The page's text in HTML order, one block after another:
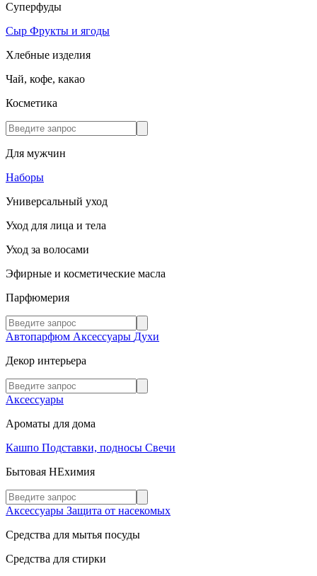
Суперфуды
Сыр Фрукты и ягоды
Хлебные изделия
Чай, кофе, какао
Косметика
Для мужчин
Наборы
Универсальный уход
Уход для лица и тела
Уход за волосами
Эфирные и косметические масла
Парфюмерия
Автопарфюм Аксессуары Духи
Декор интерьера
Аксессуары
Ароматы для дома
Кашпо Подставки, подносы Свечи
Бытовая НЕхимия
Аксессуары Защита от насекомых
Средства для мытья посуды
Средства для стирки